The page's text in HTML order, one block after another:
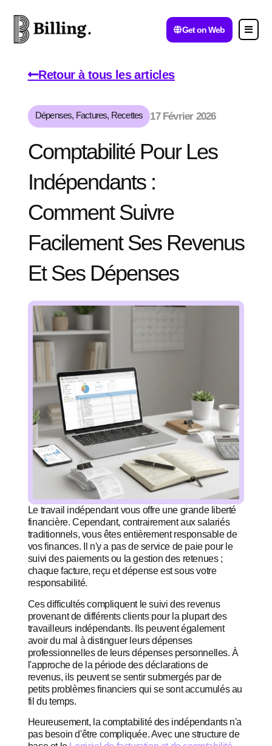
Get on Web
Retour à tous les articles
Dépenses, Factures, Recettes 17 Février 2026
Comptabilité Pour Les
Indépendants :
Comment Suivre
Facilement Ses Revenus
Et Ses Dépenses
Le travail indépendant vous offre une grande liberté
financière. Cependant, contrairement aux salariés
traditionnels, vous êtes entièrement responsable de
vos finances. Il n'y a pas de service de paie pour le
suivi des paiements ou la gestion des retenues ;
chaque facture, reçu et dépense est sous votre
responsabilité.
Ces difficultés compliquent le suivi des revenus
provenant de différents clients pour la plupart des
travailleurs indépendants. Ils peuvent également
avoir du mal à distinguer leurs dépenses
professionnelles de leurs dépenses personnelles. À
l'approche de la période des déclarations de
revenus, ils peuvent se sentir submergés par de
petits problèmes financiers qui se sont accumulés au
fil du temps.
Heureusement, la comptabilité des indépendants n'a
pas besoin d'être compliquée. Avec une structure de